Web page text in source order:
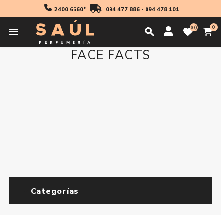
2400 6660* 094 477 886- 094 478 101
0 0
FACE FACTS
Categorías